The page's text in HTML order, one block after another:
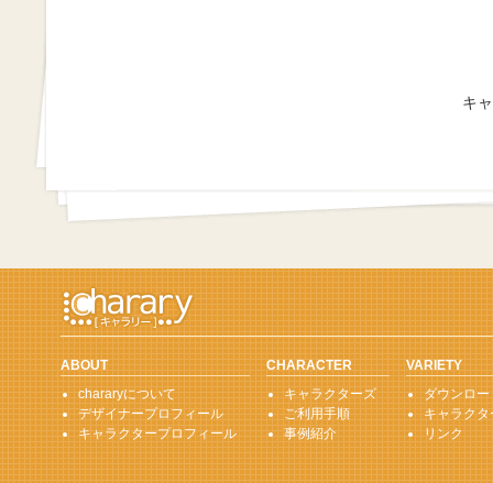
キ
ABOUT
chararyについて
デザイナープロフィール
キャラクタープロフィール
CHARACTER
キャラクターズ
ご利用手順
事例紹介
VARIETY
ダウンロ
キャラク
リンク